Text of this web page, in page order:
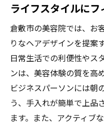
ライフスタイルに
倉敷市の美容院では、お
りなヘアデザインを提案
日常生活での利便性やス
ンは、美容体験の質を高
ビジネスパーソンには朝
う、手入れが簡単で上品
ます。また、アクティブ